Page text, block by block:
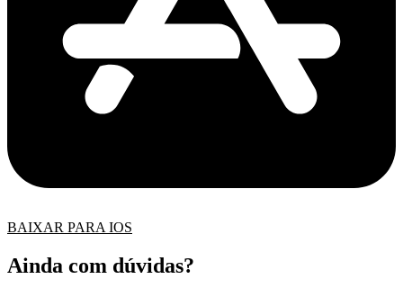
BAIXAR PARA IOS
Ainda com dúvidas?